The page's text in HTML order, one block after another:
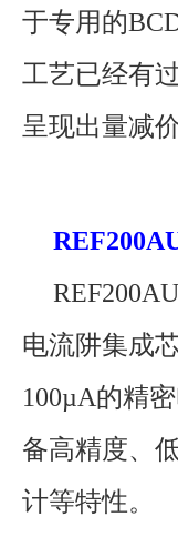
于专用的
工艺已经有
呈现出量减
电流阱集成
100µA的精
备高精度、
计等特性。